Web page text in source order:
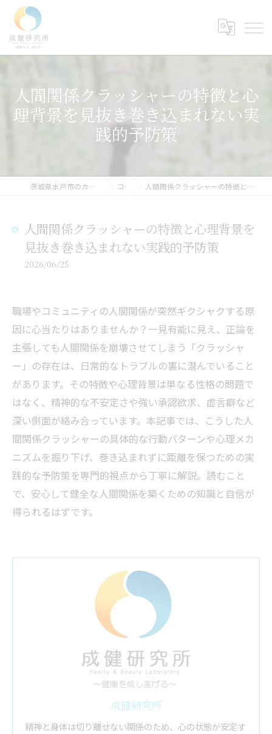
人間関係クラッシャーの特徴と心
理背景を見抜き巻き込まれない実
践的予防策
茨城県水戸市のカウンセリングなら成健研究所 コラム 人間関係クラッシャーの特徴と心理背景を見抜き巻き込まれない実践的予防策
人間関係クラッシャーの特徴と心理背景を
見抜き巻き込まれない実践的予防策
2026/06/25
職場やコミュニティの人間関係が突然ギクシャクする原
因に心当たりはありませんか？一見有能に見え、正論を
主張しても人間関係を崩壊させてしまう「クラッシャ
ー」の存在は、日常的なトラブルの裏に潜んでいること
があります。その特徴や心理背景は単なる性格の問題で
はなく、精神的な不安定さや強い承認欲求、虚言癖など
深い側面が絡み合っています。本記事では、こうした人
間関係クラッシャーの具体的な行動パターンや心理メカ
ニズムを掘り下げ、巻き込まれずに距離を保つための実
践的な予防策を専門的視点から丁寧に解説。読むこと
で、安心して健全な人間関係を築くための知識と自信が
得られるはずです。
成健研究所
精神と身体は切り離せない関係のため、心の状態が安定す